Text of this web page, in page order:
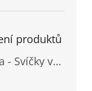
produktů
Jantarová mozaika - Svíčky ve skleněných dózách - Vysoké
5 z 5 hvězdiček.